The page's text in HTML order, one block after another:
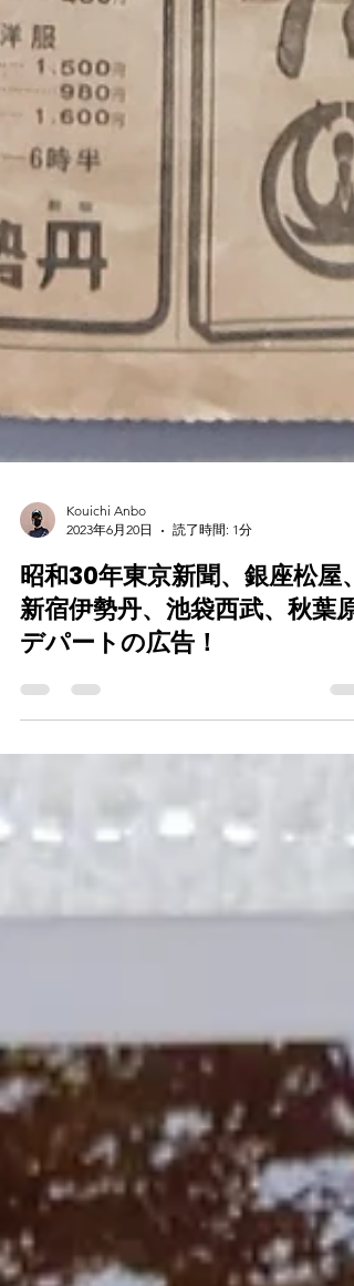
2023年6月20日
読了時間: 1分
昭和30年東京新聞、銀座松屋、
新宿伊勢丹、池袋西武、秋葉原
デパートの広告！